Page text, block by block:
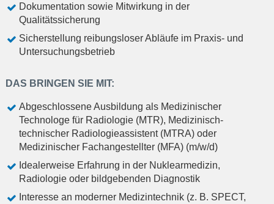
Dokumentation sowie Mitwirkung in der
Qualitätssicherung
Sicherstellung reibungsloser Abläufe im Praxis- und
Untersuchungsbetrieb
DAS BRINGEN SIE MIT:
Abgeschlossene Ausbildung als Medizinischer
Technologe für Radiologie (MTR), Medizinisch-
technischer Radiologieassistent (MTRA) oder
Medizinischer Fachangestellter (MFA) (m/w/d)
Idealerweise Erfahrung in der Nuklearmedizin,
Radiologie oder bildgebenden Diagnostik
Interesse an moderner Medizintechnik (z. B. SPECT,